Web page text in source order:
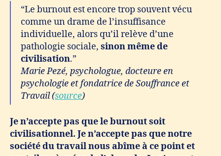
“Le burnout est encore trop souvent vécu
comme un drame de l’insuffisance
individuelle, alors qu’il relève d’une
pathologie sociale, sinon même de
civilisation.”
Marie Pezé, psychologue, docteure en
psychologie et fondatrice de Souffrance et
Travail (source)
Je n’accepte pas que le burnout soit
civilisationnel. Je n’accepte pas que notre
société du travail nous abîme à ce point et